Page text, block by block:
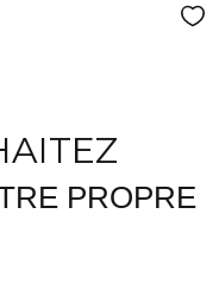
PROPRE